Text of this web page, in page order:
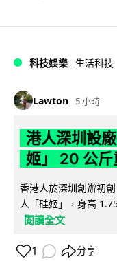
科技娛樂 生活科技
Lawton 5 小時
港人深圳設
姬」 20 公
香港人於深圳創辦初
人「硅姬」，身高
閱讀全文
1 分享